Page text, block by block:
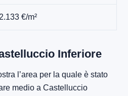
2.133 €/m²
Inferiore
l’area per la quale è stato
medio a Castelluccio